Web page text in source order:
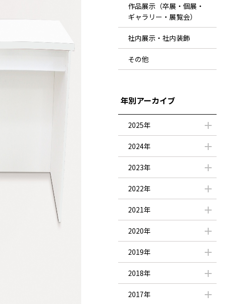
作品展示（卒展・個展・
ギャラリー・展覧会）
社内展示・社内装飾
その他
年別アーカイブ
2025年
2024年
2023年
2022年
2021年
2020年
2019年
2018年
2017年